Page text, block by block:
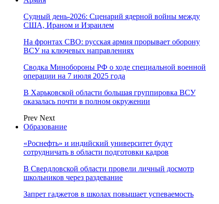
Судный день-2026: Сценарий ядерной войны между
США, Ираном и Израилем
На фронтах СВО: русская армия прорывает оборону
ВСУ на ключевых направлениях
Сводка Минобороны РФ о ходе специальной военной
операции на 7 июля 2025 года
В Харьковской области большая группировка ВСУ
оказалась почти в полном окружении
Prev Next
Образование
«Роснефть» и индийский университет будут
сотрудничать в области подготовки кадров
В Свердловской области провели личный досмотр
школьников через раздевание
Запрет гаджетов в школах повышает успеваемость